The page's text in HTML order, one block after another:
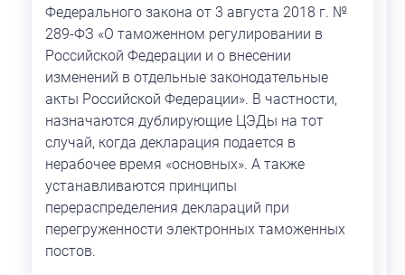
Федерального закона от 3 августа 2018 г. №
289-ФЗ «О таможенном регулировании в
Российской Федерации и о внесении
изменений в отдельные законодательные
акты Российской Федерации». В частности,
назначаются дублирующие ЦЭДы на тот
случай, когда декларация подается в
нерабочее время «основных». А также
устанавливаются принципы
перераспределения деклараций при
перегруженности электронных таможенных
постов.